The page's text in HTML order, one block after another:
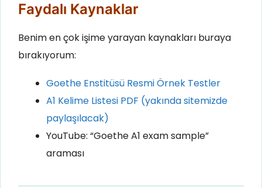
Faydalı Kaynaklar
Benim en çok işime yarayan kaynakları buraya
bırakıyorum:
Goethe Enstitüsü Resmi Örnek Testler
A1 Kelime Listesi PDF (yakında sitemizde
paylaşılacak)
YouTube: “Goethe A1 exam sample”
araması